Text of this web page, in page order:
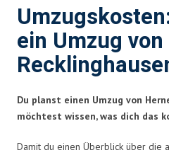
ein Umzug
Du planst einen Umzug von
möchtest wissen, was dich das
Damit du einen Überblick über die